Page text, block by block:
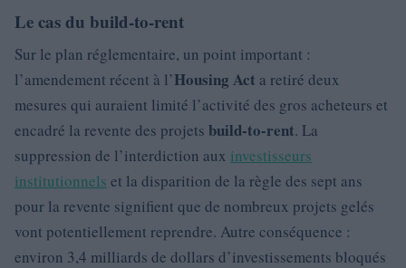
Le cas du build-to-rent
Sur le plan réglementaire, un point important :
l’amendement récent à l’Housing Act a retiré deux
mesures qui auraient limité l’activité des gros acheteurs et
encadré la revente des projets build-to-rent. La
suppression de l’interdiction aux investisseurs
institutionnels et la disparition de la règle des sept ans
pour la revente signifient que de nombreux projets gelés
vont potentiellement reprendre. Autre conséquence :
environ 3,4 milliards de dollars d’investissements bloqués